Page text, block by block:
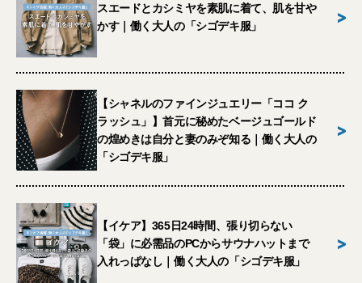
スエードとカシミヤを素肌に着て、肌を甘や
かす｜働く大人の「シゴデキ服」
>
【シャネルのファインジュエリー「ココ ク
ラッシュ」】首元に秘めたベージュゴールド
の煌めきは自分と妻のみぞ知る｜働く大人の
「シゴデキ服」
>
【イケア】365日24時間、張り切らない
「袋」に必需品のPCからサウナハットまで
入れっぱなし｜働く大人の「シゴデキ服」
>